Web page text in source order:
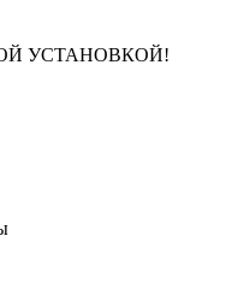
УСТАНОВКОЙ!